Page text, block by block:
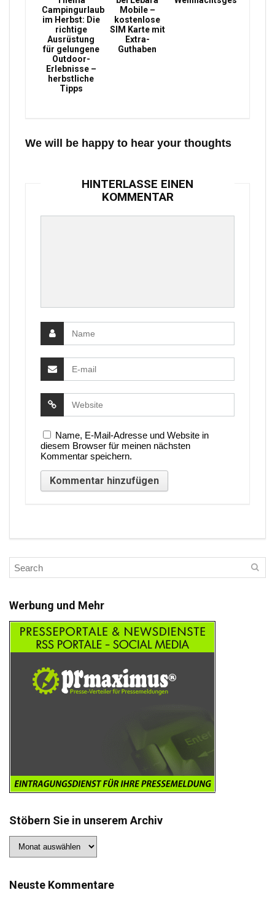
Campingurlaub
im Herbst: Die
richtige
Ausrüstung
für gelungene
Outdoor-
Erlebnisse –
herbstliche
Tipps
Mobile –
kostenlose
SIM Karte mit
Extra-
Guthaben
We will be happy to hear your thoughts
HINTERLASSE EINEN
KOMMENTAR
Name, E-Mail-Adresse und Website in
diesem Browser für meinen nächsten
Kommentar speichern.
Werbung und Mehr
Stöbern Sie in unserem Archiv
Sie
Archiv
Neuste Kommentare